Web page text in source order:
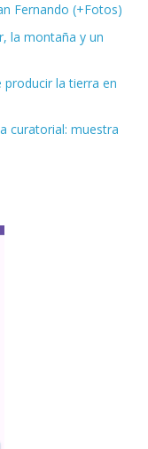
Fernando (+Fotos)
la montaña y un
la tierra en
curatorial: muestra